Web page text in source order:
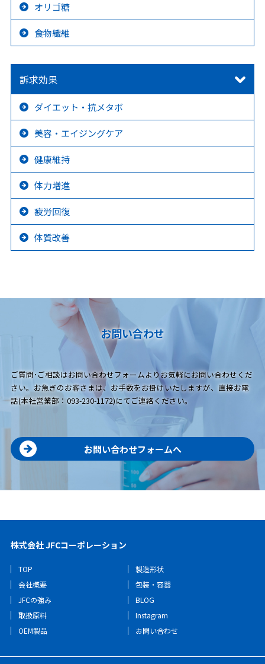
オリゴ糖
食物繊維
訴求効果
ダイエット・抗メタボ
美容・エイジングケア
健康維持
体力増進
疲労回復
体質改善
お問い合わせ
ご質問･ご相談はお問い合わせフォームよりお気軽にお問い合わせくだ
さい。お急ぎのお客さまは、お手数をお掛けいたしますが、直接お電
話(本社営業部：093-230-1172)にてご連絡ください。
お問い合わせフォームへ
株式会社 JFCコーポレーション
TOP
会社概要
JFCの強み
取扱原料
OEM製品
製造形状
包装・容器
BLOG
Instagram
お問い合わせ